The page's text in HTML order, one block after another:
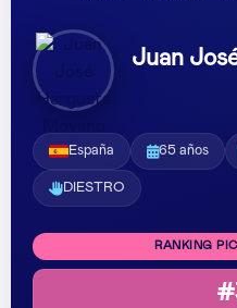
Juan
España 65 años
DIESTRO
RANKING